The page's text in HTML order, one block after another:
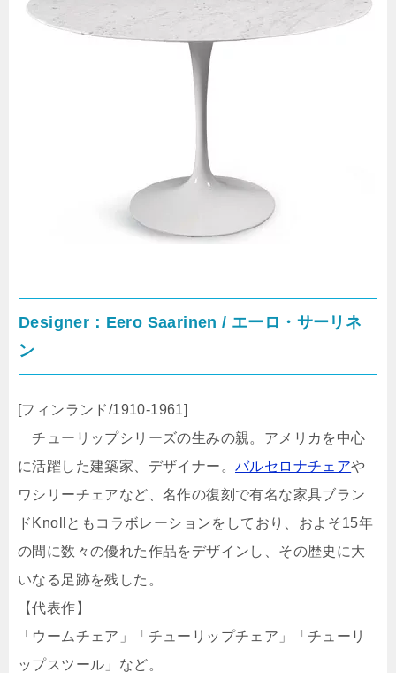
Designer：Eero Saarinen / エーロ・サーリネ
ン
[フィンランド/1910-1961]
チューリップシリーズの生みの親。アメリカを中心
に活躍した建築家、デザイナー。 バルセロナチェアや
ワシリーチェアなど、名作の復刻で有名な家具ブラン
ドKnollともコラボレーションをしており、およそ15年
の間に数々の優れた作品をデザインし、その歴史に大
いなる足跡を残した。
【代表作】
「ウームチェア」「チューリップチェア」「チューリ
ップスツール」など。